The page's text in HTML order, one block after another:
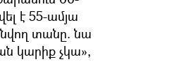
է 55-ամյա
տանը. նա
կարիք չկա»,